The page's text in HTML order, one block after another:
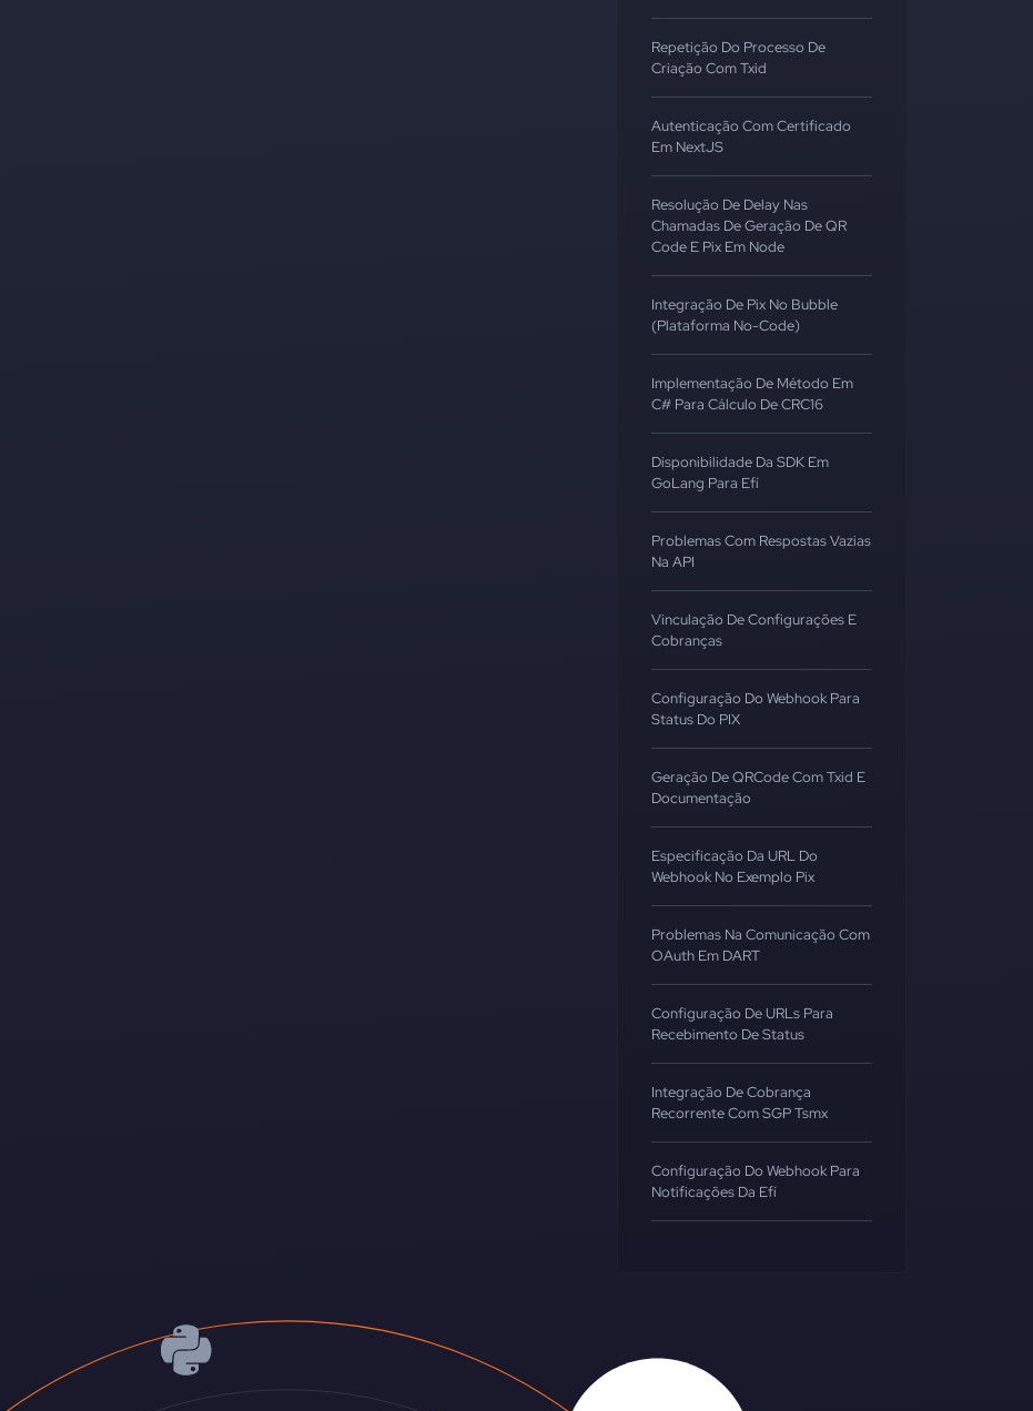
Repetição Do Processo De
Criação Com Txid
Autenticação Com Certificado
Em NextJS
Resolução De Delay Nas
Chamadas De Geração De QR
Code E Pix Em Node
Integração De Pix No Bubble
(Plataforma No-Code)
Implementação De Método Em
C# Para Cálculo De CRC16
Disponibilidade Da SDK Em
GoLang Para Efí
Problemas Com Respostas Vazias
Na API
Vinculação De Configurações E
Cobranças
Configuração Do Webhook Para
Status Do PIX
Geração De QRCode Com Txid E
Documentação
Especificação Da URL Do
Webhook No Exemplo Pix
Problemas Na Comunicação Com
OAuth Em DART
Configuração De URLs Para
Recebimento De Status
Integração De Cobrança
Recorrente Com SGP Tsmx
Configuração Do Webhook Para
Notificações Da Efí